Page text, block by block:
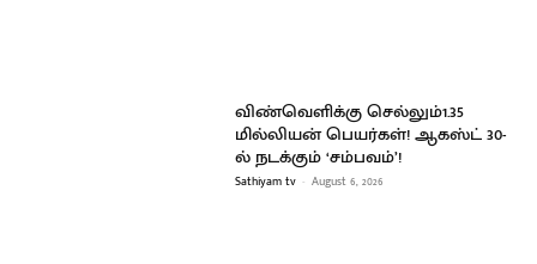
விண்வெளிக்கு செல்லும்1.35
மில்லியன் பெயர்கள்! ஆகஸ்ட் 30-
ல் நடக்கும் ‘சம்பவம்’!
Sathiyam tv - August 6, 2026